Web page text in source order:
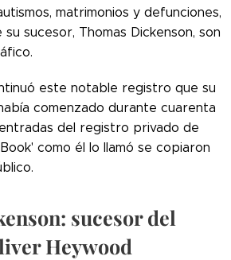
matrimonios y defunciones,
sucesor, Thomas Dickenson, son
este notable registro que su
comenzado durante cuarenta
del registro privado de
como él lo llamó se copiaron
sucesor del
Heywood